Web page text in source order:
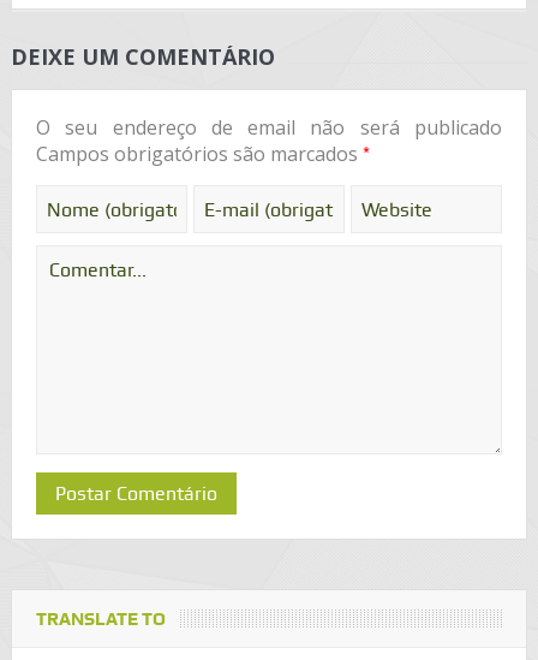
DEIXE UM COMENTÁRIO
O seu endereço de email não será publicado
Campos obrigatórios são marcados *
TRANSLATE TO